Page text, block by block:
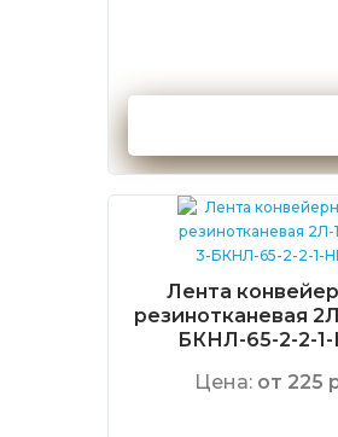
Лента
резинотканевая
БКНЛ-65-2-2-
Цена: от 225